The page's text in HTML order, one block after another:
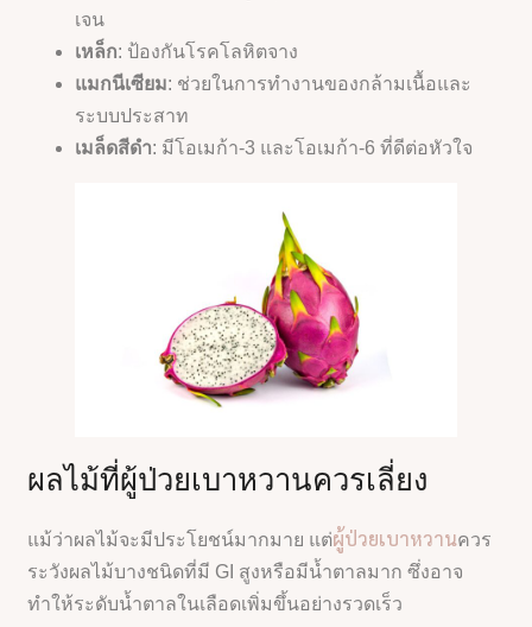
เจน
เหล็ก: ป้องกันโรคโลหิตจาง
แมกนีเซียม: ช่วยในการทำงานของกล้ามเนื้อและ
ระบบประสาท
เมล็ดสีดำ: มีโอเมก้า-3 และโอเมก้า-6 ที่ดีต่อหัวใจ
ผลไม้ที่ผู้ป่วยเบาหวานควรเลี่ยง
แม้ว่าผลไม้จะมีประโยชน์มากมาย แต่ผู้ป่วยเบาหวานควร
ระวังผลไม้บางชนิดที่มี GI สูงหรือมีน้ำตาลมาก ซึ่งอาจ
ทำให้ระดับน้ำตาลในเลือดเพิ่มขึ้นอย่างรวดเร็ว